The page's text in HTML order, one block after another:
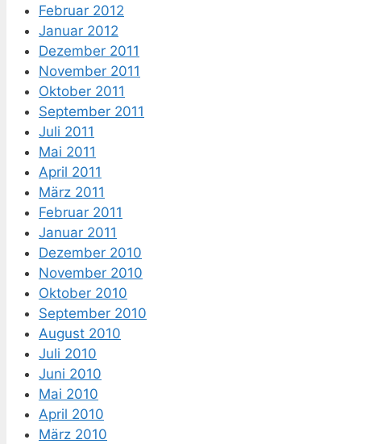
Februar 2012
Januar 2012
Dezember 2011
November 2011
Oktober 2011
September 2011
Juli 2011
Mai 2011
April 2011
März 2011
Februar 2011
Januar 2011
Dezember 2010
November 2010
Oktober 2010
September 2010
August 2010
Juli 2010
Juni 2010
Mai 2010
April 2010
März 2010